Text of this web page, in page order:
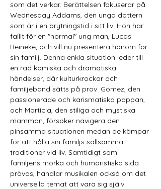
som det verkar. Berättelsen fokuserar på
Wednesday Addams, den unga dottern
som är i en brytningstid i sitt liv. Hon har
fallit för en "normal" ung man, Lucas
Beineke, och vill nu presentera honom för
sin familj. Denna enkla situation leder till
en rad komiska och dramatiska
händelser, där kulturkrockar och
familjeband sätts på prov. Gomez, den
passionerade och karismatiska pappan,
och Morticia, den stiliga och mystiska
mamman, försöker navigera den
pinsamma situationen medan de kämpar
för att hålla sin familjs sällsamma
traditioner vid liv. Samtidigt som
familjens mörka och humoristiska sida
prövas, handlar musikalen också om det
universella temat att vara sig själv.